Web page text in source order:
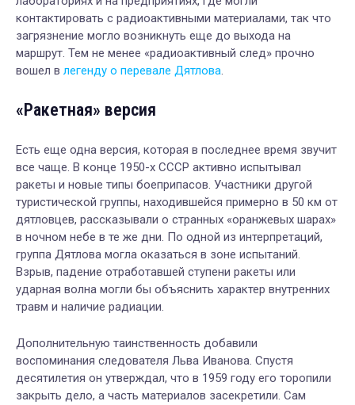
контактировать с радиоактивными материалами, так что
загрязнение могло возникнуть еще до выхода на
маршрут. Тем не менее «радиоактивный след» прочно
вошел в легенду о перевале Дятлова.
«Ракетная» версия
Есть еще одна версия, которая в последнее время звучит
все чаще. В конце 1950-х СССР активно испытывал
ракеты и новые типы боеприпасов. Участники другой
туристической группы, находившейся примерно в 50 км от
дятловцев, рассказывали о странных «оранжевых шарах»
в ночном небе в те же дни. По одной из интерпретаций,
группа Дятлова могла оказаться в зоне испытаний.
Взрыв, падение отработавшей ступени ракеты или
ударная волна могли бы объяснить характер внутренних
травм и наличие радиации.
Дополнительную таинственность добавили
воспоминания следователя Льва Иванова. Спустя
десятилетия он утверждал, что в 1959 году его торопили
закрыть дело, а часть материалов засекретили. Сам